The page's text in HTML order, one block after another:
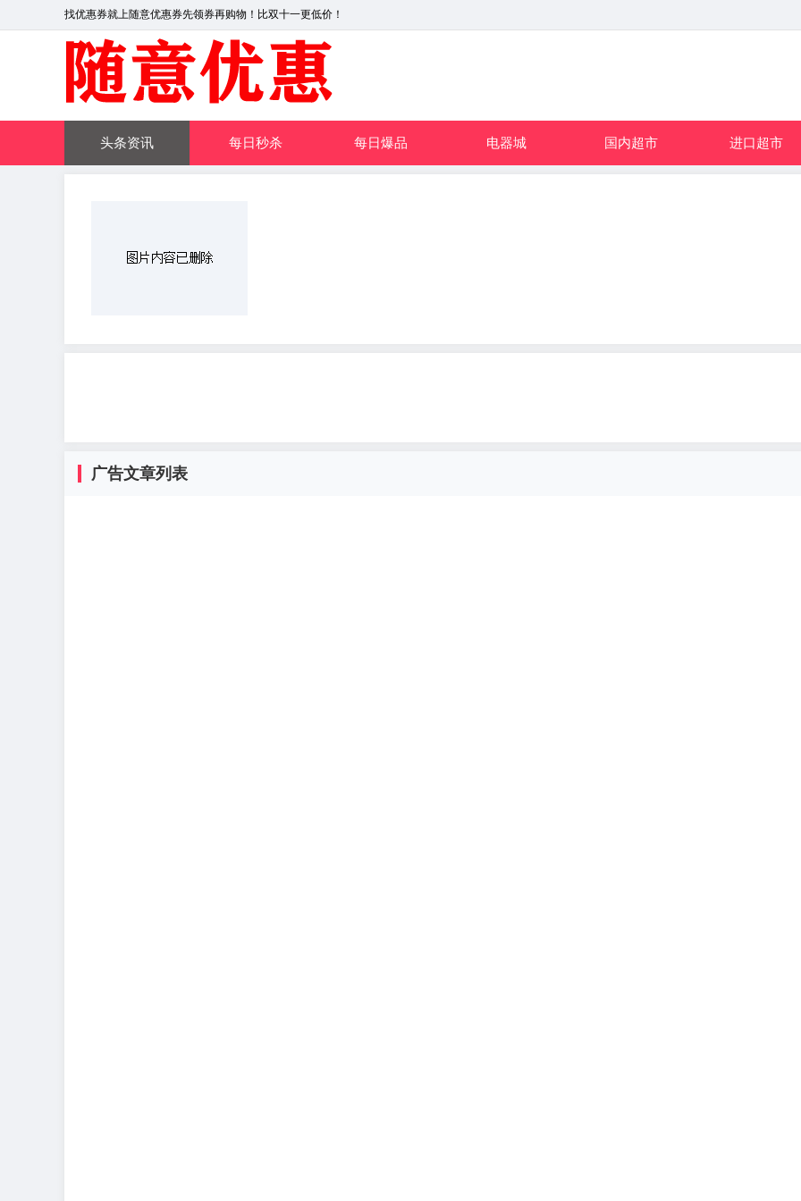
找优惠券就上随意优惠券先领券再购物！比双十一更低价！
头条资讯 每日秒杀 每日爆品 电器城 国内超市 进口超市
广告文章列表